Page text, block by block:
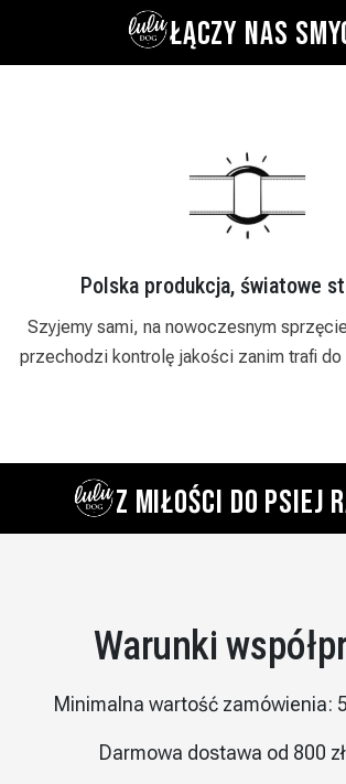
ŁĄCZY NAS
Zaufały nam już setki
Działamy od 2018 roku i stale się
indywidualne podejście, rabaty hurtowe i
Z MIŁOŚCI DO PSIEJ
Warunki
Minimalna wartość zamówienia:
Darmowa dostawa od 800